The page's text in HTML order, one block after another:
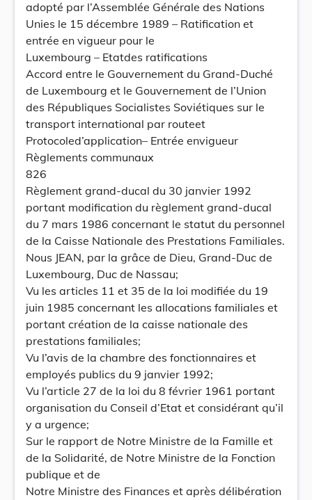
adopté par l’Assemblée Générale des Nations
Unies le 15 décembre 1989 – Ratification et
entrée en vigueur pour le
Luxembourg – Etatdes ratifications
Accord entre le Gouvernement du Grand-Duché
de Luxembourg et le Gouvernement de l’Union
des Républiques Socialistes Soviétiques sur le
transport international par routeet
Protocoled’application– Entrée envigueur
Règlements communaux
826
Règlement grand-ducal du 30 janvier 1992
portant modification du règlement grand-ducal
du 7 mars 1986 concernant le statut du personnel
de la Caisse Nationale des Prestations Familiales.
Nous JEAN, par la grâce de Dieu, Grand-Duc de
Luxembourg, Duc de Nassau;
Vu les articles 11 et 35 de la loi modifiée du 19
juin 1985 concernant les allocations familiales et
portant création de la caisse nationale des
prestations familiales;
Vu l’avis de la chambre des fonctionnaires et
employés publics du 9 janvier 1992;
Vu l’article 27 de la loi du 8 février 1961 portant
organisation du Conseil d’Etat et considérant qu’il
y a urgence;
Sur le rapport de Notre Ministre de la Famille et
de la Solidarité, de Notre Ministre de la Fonction
publique et de
Notre Ministre des Finances et après délibération